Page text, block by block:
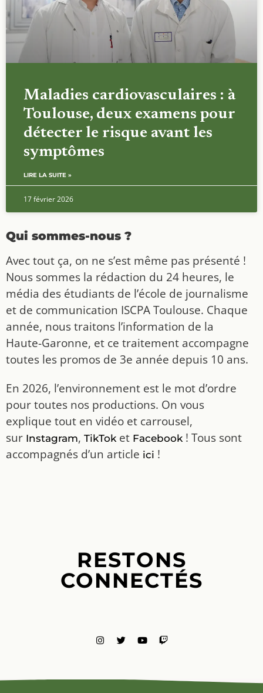
Maladies cardiovasculaires : à
Toulouse, deux examens pour
détecter le risque avant les
symptômes
LIRE LA SUITE »
17 février 2026
Qui sommes-nous ?
Avec tout ça, on ne s’est même pas présenté !
Nous sommes la rédaction du 24 heures, le
média des étudiants de l’école de journalisme
et de communication ISCPA Toulouse. Chaque
année, nous traitons l’information de la
Haute-Garonne, et ce traitement accompagne
toutes les promos de 3e année depuis 10 ans.
En 2026, l’environnement est le mot d’ordre
pour toutes nos productions. On vous
explique tout en vidéo et carrousel,
sur Instagram, TikToket Facebook! Tous sont
accompagnés d’un article ici !
RESTONS
CONNECTÉS